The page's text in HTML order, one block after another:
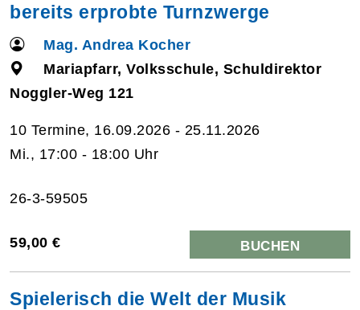
bereits erprobte Turnzwerge
Mag. Andrea Kocher
Mariapfarr, Volksschule, Schuldirektor
Noggler-Weg 121
10 Termine, 16.09.2026 - 25.11.2026
Mi., 17:00 - 18:00 Uhr
26-3-59505
59,00 € BUCHEN
Spielerisch die Welt der Musik